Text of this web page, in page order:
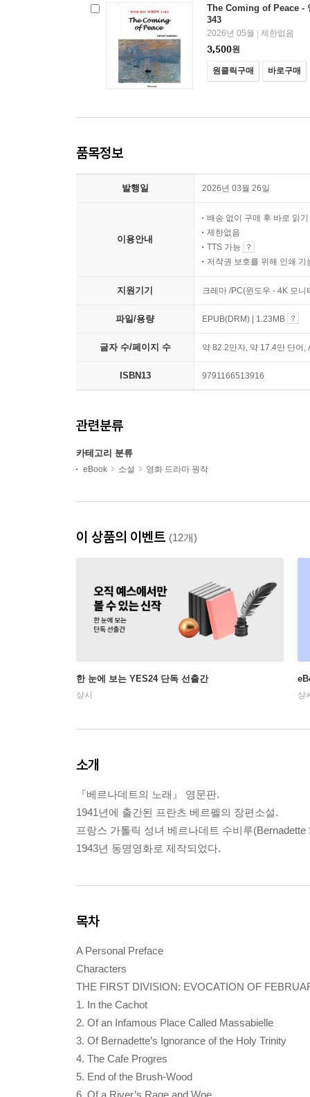
The Coming of Peace -
343
2026년 05월 | 제한없음
3,500원
원클릭구매 바로구매
품목정보
발행일 2026년 03월 26일
이용안내
배송 없이 구매 후 바로 읽기
제한없음
TTS 가능
저작권 보호를 위해 인쇄 기
지원기기 크레마 /PC(윈도우 - 4K 모
파일/용량 EPUB(DRM) | 1.23MB
글자 수/페이지 수 약 82.2만자, 약 17.4만 단어
ISBN13 9791166513916
관련분류
카테고리 분류
eBook 소설 영화 드라마 원작
이 상품의 이벤트 (12개)
한 눈에 보는 YES24 단독 선출간
상시 상
소개
『베르나데트의 노래』 영문판.
1941년에 출간된 프란츠 베르펠의 장편소설.
프랑스 가톨릭 성녀 베르나데트 수비루
1943년 동명영화로 제작되었다.
목차
A Personal Preface
Characters
THE FIRST DIVISION: EVOCATION OF
1. In the Cachot
2. Of an Infamous Place Called Massabielle
3. Of Bernadette’s Ignorance of the Holy Trinity
4. The Cafe Progres
5. End of the Brush-Wood
6. Of a River’s Rage and Woe